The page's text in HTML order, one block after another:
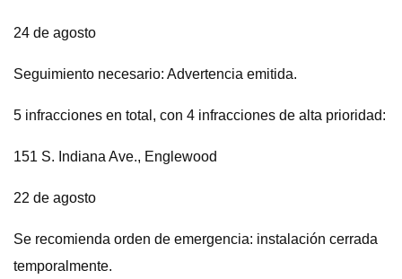
24 de agosto
Seguimiento necesario: Advertencia emitida.
5 infracciones en total, con 4 infracciones de alta prioridad:
151 S. Indiana Ave., Englewood
22 de agosto
Se recomienda orden de emergencia: instalación cerrada
temporalmente.